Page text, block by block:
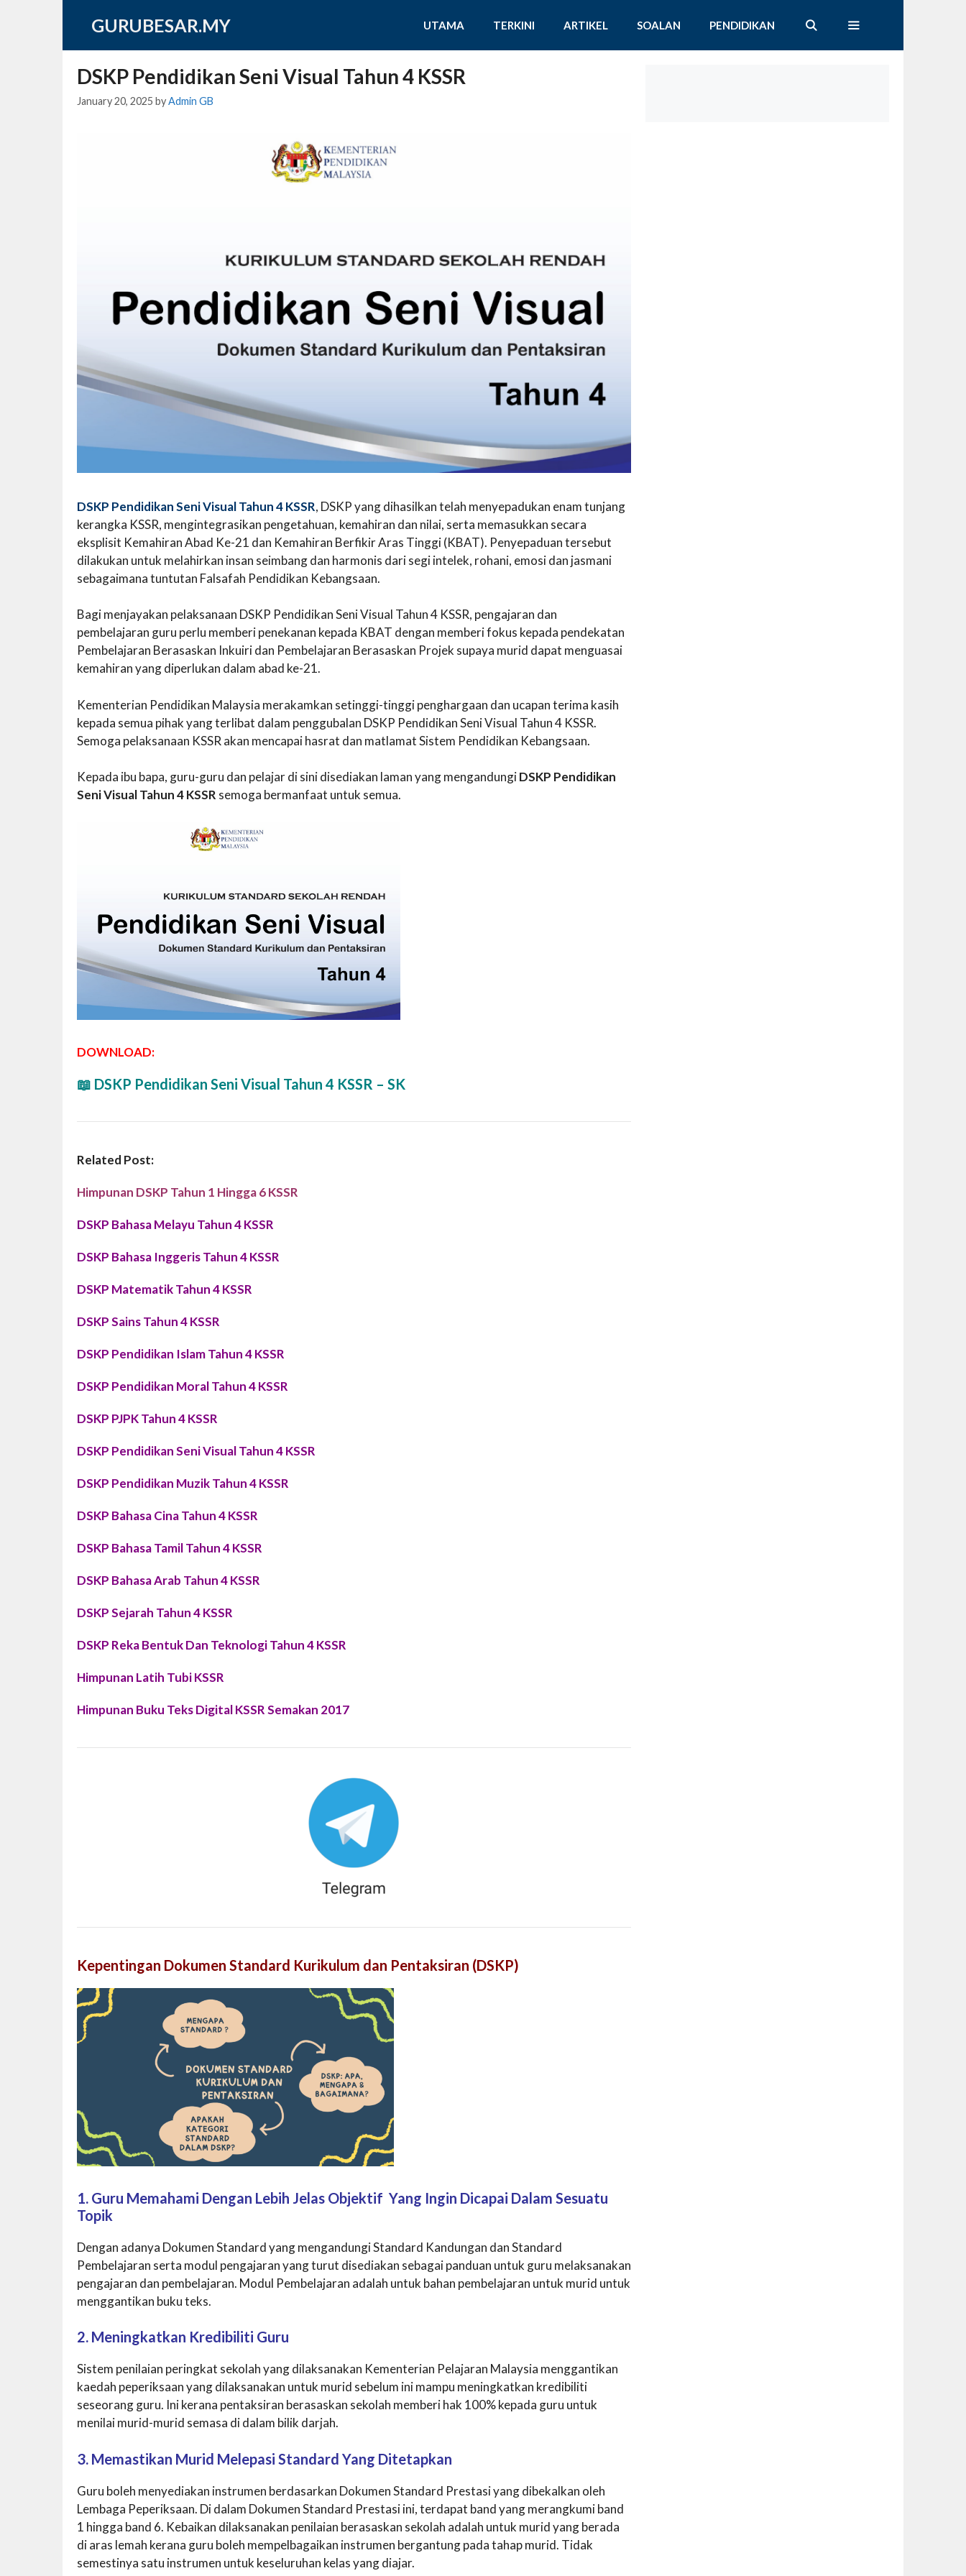
GURUBESAR.MY UTAMA TERKINI ARTIKEL SOALAN PENDIDIKAN
DSKP Pendidikan Seni Visual Tahun 4 KSSR
January 20, 2025 byAdmin GB
DSKP Pendidikan Seni Visual Tahun 4 KSSR, DSKP yang dihasilkan telah menyepadukan enam tunjang
kerangka KSSR, mengintegrasikan pengetahuan, kemahiran dan nilai, serta memasukkan secara
eksplisit Kemahiran Abad Ke-21 dan Kemahiran Berfikir Aras Tinggi (KBAT). Penyepaduan tersebut
dilakukan untuk melahirkan insan seimbang dan harmonis dari segi intelek, rohani, emosi dan jasmani
sebagaimana tuntutan Falsafah Pendidikan Kebangsaan.
Bagi menjayakan pelaksanaan DSKP Pendidikan Seni Visual Tahun 4 KSSR, pengajaran dan
pembelajaran guru perlu memberi penekanan kepada KBAT dengan memberi fokus kepada pendekatan
Pembelajaran Berasaskan Inkuiri dan Pembelajaran Berasaskan Projek supaya murid dapat menguasai
kemahiran yang diperlukan dalam abad ke-21.
Kementerian Pendidikan Malaysia merakamkan setinggi-tinggi penghargaan dan ucapan terima kasih
kepada semua pihak yang terlibat dalam penggubalan DSKP Pendidikan Seni Visual Tahun 4 KSSR.
Semoga pelaksanaan KSSR akan mencapai hasrat dan matlamat Sistem Pendidikan Kebangsaan.
Kepada ibu bapa, guru-guru dan pelajar di sini disediakan laman yang mengandungiDSKP Pendidikan
Seni Visual Tahun 4 KSSR semoga bermanfaat untuk semua.
DOWNLOAD:
📖 DSKP Pendidikan Seni Visual Tahun 4 KSSR – SK
Related Post:
Himpunan DSKP Tahun 1 Hingga 6 KSSR
DSKP Bahasa Melayu Tahun 4 KSSR
DSKP Bahasa Inggeris Tahun 4 KSSR
DSKP Matematik Tahun 4 KSSR
DSKPSainsTahun 4 KSSR
DSKP Pendidikan Islam Tahun 4 KSSR
DSKP Pendidikan Moral Tahun 4 KSSR
DSKP PJPK Tahun 4 KSSR
DSKP Pendidikan Seni Visual Tahun 4 KSSR
DSKP Pendidikan Muzik Tahun 4 KSSR
DSKP Bahasa Cina Tahun 4 KSSR
DSKP Bahasa Tamil Tahun 4 KSSR
DSKP Bahasa Arab Tahun 4 KSSR
DSKP Sejarah Tahun 4 KSSR
DSKP Reka Bentuk Dan Teknologi Tahun 4 KSSR
Himpunan Latih Tubi KSSR
Himpunan Buku Teks Digital KSSR Semakan 2017
Kepentingan Dokumen Standard Kurikulum dan Pentaksiran (DSKP)
1. Guru Memahami Dengan Lebih Jelas Objektif Yang Ingin Dicapai Dalam Sesuatu
Topik
Dengan adanya Dokumen Standard yang mengandungi Standard Kandungan dan Standard
Pembelajaran serta modul pengajaran yang turut disediakan sebagai panduan untuk guru melaksanakan
pengajaran dan pembelajaran. Modul Pembelajaran adalah untuk bahan pembelajaran untuk murid untuk
menggantikan buku teks.
2. Meningkatkan Kredibiliti Guru
Sistem penilaian peringkat sekolah yang dilaksanakan Kementerian Pelajaran Malaysia menggantikan
kaedah peperiksaan yang dilaksanakan untuk murid sebelum ini mampu meningkatkan kredibiliti
seseorang guru. Ini kerana pentaksiran berasaskan sekolah memberi hak 100% kepada guru untuk
menilai murid-murid semasa di dalam bilik darjah.
3. Memastikan Murid Melepasi Standard Yang Ditetapkan
Guru boleh menyediakan instrumen berdasarkan Dokumen Standard Prestasi yang dibekalkan oleh
Lembaga Peperiksaan. Di dalam Dokumen Standard Prestasi ini, terdapat band yang merangkumi band
1 hingga band 6. Kebaikan dilaksanakan penilaian berasaskan sekolah adalah untuk murid yang berada
di aras lemah kerana guru boleh mempelbagaikan instrumen bergantung pada tahap murid. Tidak
semestinya satu instrumen untuk keseluruhan kelas yang diajar.